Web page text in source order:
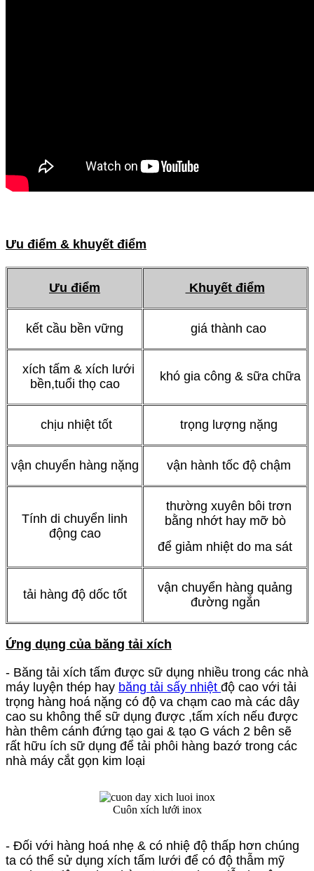
Ưu điểm & khuyết điểm
Ưu điểm Khuyết điểm
kết cầu bền vững giá thành cao
xích tấm & xích lưới
bền,tuổi thọ cao
khó gia công & sữa chữa
chịu nhiệt tốt trọng lượng nặng
vận chuyển hàng nặng vận hành tốc độ chậm
Tính di chuyển linh
động cao
thường xuyên bôi trơn
bằng nhớt hay mỡ bò
để giảm nhiệt do ma sát
tải hàng độ dốc tốt
vận chuyển hàng quảng
đường ngắn
Ứng dụng của băng tải xích
- Băng tải xích tấm được sữ dụng nhiều trong các nhà
máy luyện thép hay băng tải sấy nhiệt độ cao với tải
trọng hàng hoá nặng có độ va chạm cao mà các dây
cao su không thể sữ dụng được ,tấm xích nếu được
hàn thêm cánh đứng tạo gai & tạo G vách 2 bên sẽ
rất hữu ích sữ dụng để tải phôi hàng bazớ trong các
nhà máy cắt gọn kim loại
Cuôn xích lưới inox
- Đối với hàng hoá nhẹ & có nhiệ độ thấp hơn chúng
ta có thể sử dụng xích tấm lưới để có độ thẫm mỹ